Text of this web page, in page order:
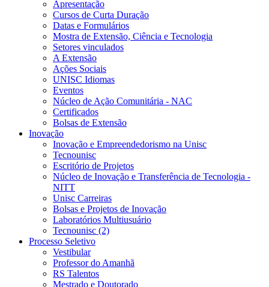
Apresentação
Cursos de Curta Duração
Datas e Formulários
Mostra de Extensão, Ciência e Tecnologia
Setores vinculados
A Extensão
Ações Sociais
UNISC Idiomas
Eventos
Núcleo de Ação Comunitária - NAC
Certificados
Bolsas de Extensão
Inovação
Inovação e Empreendedorismo na Unisc
Tecnounisc
Escritório de Projetos
Núcleo de Inovação e Transferência de Tecnologia -
NITT
Unisc Carreiras
Bolsas e Projetos de Inovação
Laboratórios Multiusuário
Tecnounisc (2)
Processo Seletivo
Vestibular
Professor do Amanhã
RS Talentos
Mestrado e Doutorado